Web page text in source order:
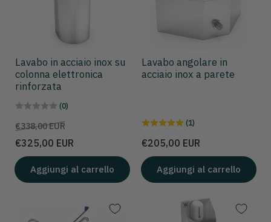
Lavabo in acciaio inox su
colonna elettronica
rinforzata
(0)
Prezzo
€338,00 EUR
scontato
€325,00 EUR
Aggiungi al carrello
Lavabo angolare in
acciaio inox a parete
(1)
Prezzo
€205,00 EUR
Aggiungi al carrello